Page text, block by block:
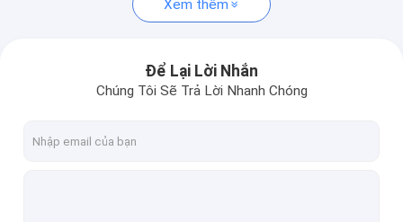
Sản phẩm dây sắt
Xem thêm
Để Lại Lời Nhắn
Chúng Tôi Sẽ Trả Lời Nhanh Chóng